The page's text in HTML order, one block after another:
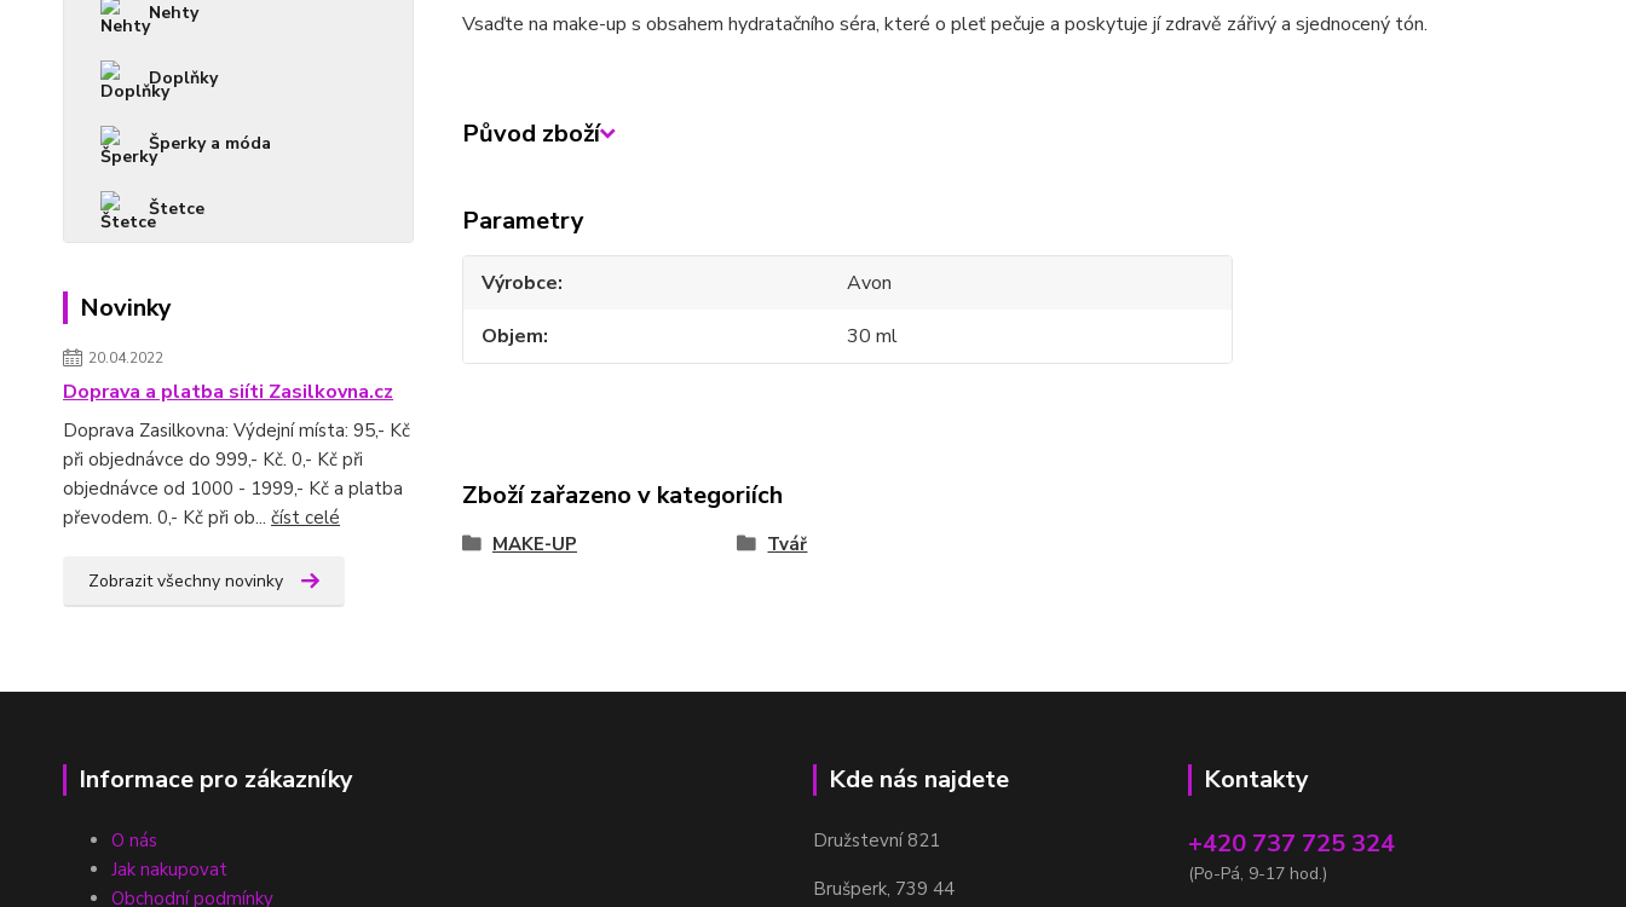
Nehty
Doplňky
Šperky a móda
Štetce
Novinky
20.04.2022
Doprava a platba siíti Zasilkovna.cz
Doprava Zasilkovna: Výdejní místa: 95,- Kč
při objednávce do 999,- Kč. 0,- Kč při
objednávce od 1000 - 1999,- Kč a platba
převodem. 0,- Kč při ob... číst celé
Zobrazit všechny novinky
Vsaďte na make-up s obsahem hydratačního séra, které o pleť pečuje a poskytuje jí zdravě zářivý a sjednocený tón.
Původ zboží
Parametry
Výrobce
Avon
Objem
30 ml
Zboží zařazeno v kategoriích
MAKE-UP Tvář
Informace pro zákazníky
O nás
Jak nakupovat
Obchodní podmínky
Kde nás najdete
Družstevní 821
Brušperk, 739 44
Kontakty
+420 737 725 324
(Po-Pá, 9-17 hod.)